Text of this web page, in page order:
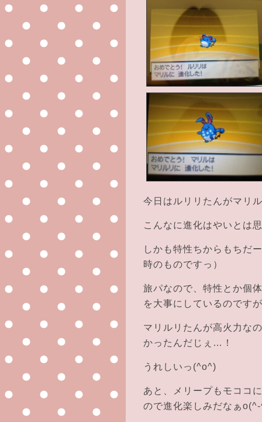
今日はルリリたんがマリ
こんなに進化はやいとは
しかも特性ちからもちだ
時のものですっ）
旅パなので、特性とか個
を大事にしているのです
マリルリたんが高火力な
かったんだじぇ…！
うれしいっ(^o^)
あと、メリープもモココ
ので進化楽しみだなぁ